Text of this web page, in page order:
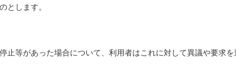
とします。
等があった場合について、利用者はこれに対して異議や要求を